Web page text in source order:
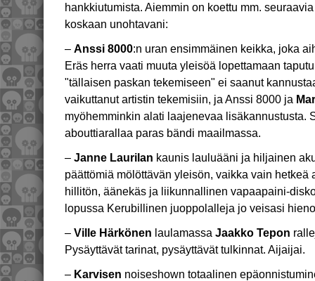
hankkiutumista. Aiemmin on koettu mm.
koskaan unohtavani:
– Anssi 8000:n uran ensimmäinen keikka, joka
Eräs herra vaati muuta yleisöä lopettamaan
"tällaisen paskan tekemiseen" ei saanut
vaikuttanut artistin tekemisiin, ja Anssi 8000 ja
myöhemminkin alati laajenevaa lisäkannustusta.
abouttiarallaa paras bändi maailmassa.
– Janne Laurilan kaunis lauluääni ja hiljainen
päättömiä mölöttävän yleisön, vaikka vain hetkeä
hillitön, äänekäs ja liikunnallinen vapaapaini-
lopussa Kerubillinen juoppolalleja jo veisasi
– Ville Härkönen laulamassa Jaakko Tepon
Pysäyttävät tarinat, pysäyttävät tulkinnat. Aijaijai.
– Karvisen noiseshown totaalinen